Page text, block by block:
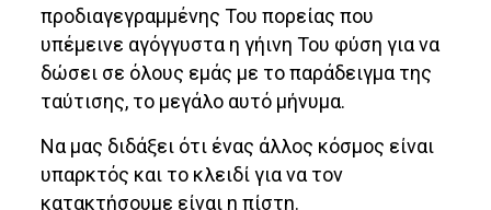
προδιαγεγραμμένης Του πορείας που
υπέμεινε αγόγγυστα η γήινη Του φύση για να
δώσει σε όλους εμάς με το παράδειγμα της
ταύτισης, το μεγάλο αυτό μήνυμα.
Να μας διδάξει ότι ένας άλλος κόσμος είναι
υπαρκτός και το κλειδί για να τον
κατακτήσουμε είναι η πίστη.